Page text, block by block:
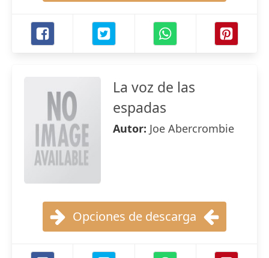
La voz de las
espadas
Autor: Joe Abercrombie
Opciones de descarga